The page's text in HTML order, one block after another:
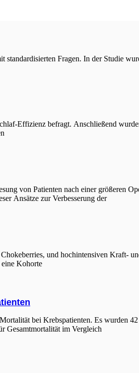
Fragen. In der Studie
Effizienz befragt. Anschließend
von Patienten nach einer größeren
Ansätze zur Verbesserung der
und hochintensiven Kraft-
Kohorte
bei Krebspatienten. Es wurden
Gesamtmortalität im Vergleich